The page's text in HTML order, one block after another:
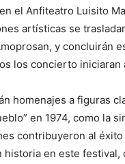
el Anfiteatro Luisito
artísticas se
y concluirán
los concierto iniciaran
homenajes a figuras
en 1974, como la
contribuyeron al
en este